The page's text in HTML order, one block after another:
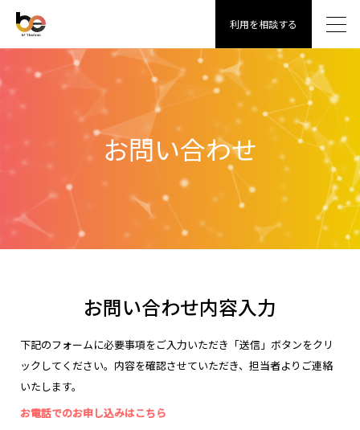
利用を相談する
お問い合わせ
お問い合わせ内容入力
下記のフォームに必要事項をご入力いただき「送信」ボタンをクリ
ックしてください。 内容を確認させていただき、担当者よりご連絡
いたします。
お電話でのお申し込みはこちら